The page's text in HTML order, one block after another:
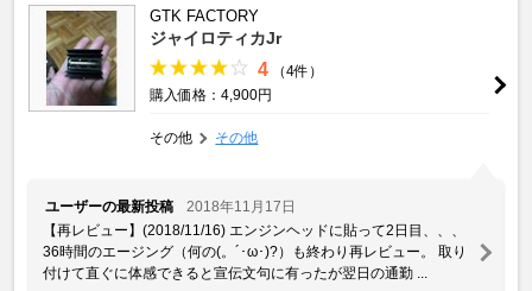
GTK FACTORY
ジャイロティカJr
4
（4件）
購入価格：4,900円
その他 その他
ユーザーの最新投稿
2018年11月17日
【再レビュー】(2018/11/16) エンジンヘッドに貼って2日目、、、
36時間のエージング（何の(。´･ω･)?）も終わり再レビュー。 取り
付けて直ぐに体感できると宣伝文句に有ったが翌日の通勤 ...